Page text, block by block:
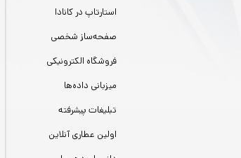
استارتاپ در کانادا
صفحه‌ساز شخصی
فروشگاه الکترونیکی
میزبانی داده‌ها
تبلیغات پیشرفته
اولین عطاری آنلاین